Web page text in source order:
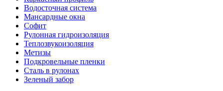
Водосточная система
Мансардные окна
Софит
Рулонная гидроизоляция
Теплозвукоизоляция
Метизы
Подкровельные пленки
Сталь в рулонах
Зеленый забор